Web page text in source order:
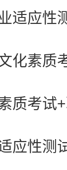
应性
素质
考试+
性测